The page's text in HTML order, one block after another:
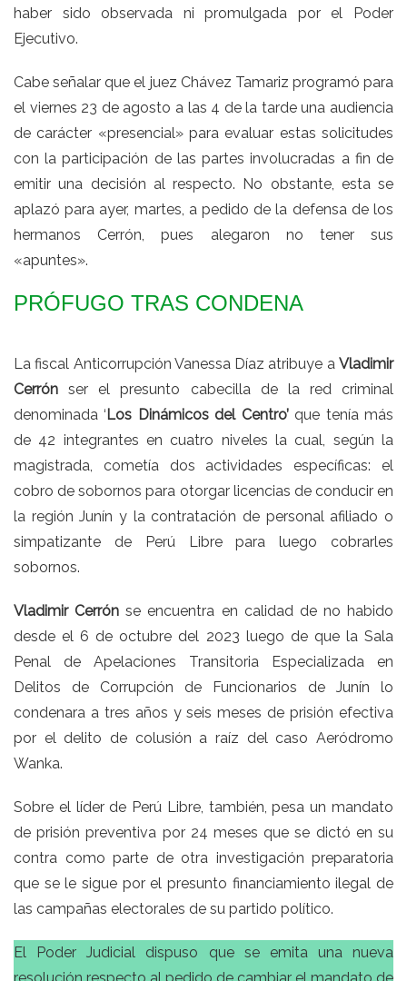
haber sido observada ni promulgada por el Poder
Ejecutivo.
Cabe señalar que el juez Chávez Tamariz programó para
el viernes 23 de agosto a las 4 de la tarde una audiencia
de carácter «presencial» para evaluar estas solicitudes
con la participación de las partes involucradas a fin de
emitir una decisión al respecto. No obstante, esta se
aplazó para ayer, martes, a pedido de la defensa de los
hermanos Cerrón, pues alegaron no tener sus
«apuntes».
PRÓFUGO TRAS CONDENA
La fiscal Anticorrupción Vanessa Díaz atribuye a Vladimir
Cerrón ser el presunto cabecilla de la red criminal
denominada ‘Los Dinámicos del Centro’que tenía más
de 42 integrantes en cuatro niveles la cual, según la
magistrada, cometía dos actividades específicas: el
cobro de sobornos para otorgar licencias de conducir en
la región Junín y la contratación de personal afiliado o
simpatizante de Perú Libre para luego cobrarles
sobornos.
Vladimir Cerrón se encuentra en calidad de no habido
desde el 6 de octubre del 2023 luego de que la Sala
Penal de Apelaciones Transitoria Especializada en
Delitos de Corrupción de Funcionarios de Junín lo
condenara a tres años y seis meses de prisión efectiva
por el delito de colusión a raíz del caso Aeródromo
Wanka.
Sobre el líder de Perú Libre, también, pesa un mandato
de prisión preventiva por 24 meses que se dictó en su
contra como parte de otra investigación preparatoria
que se le sigue por el presunto financiamiento ilegal de
las campañas electorales de su partido político.
El Poder Judicial dispuso que se emita una nueva